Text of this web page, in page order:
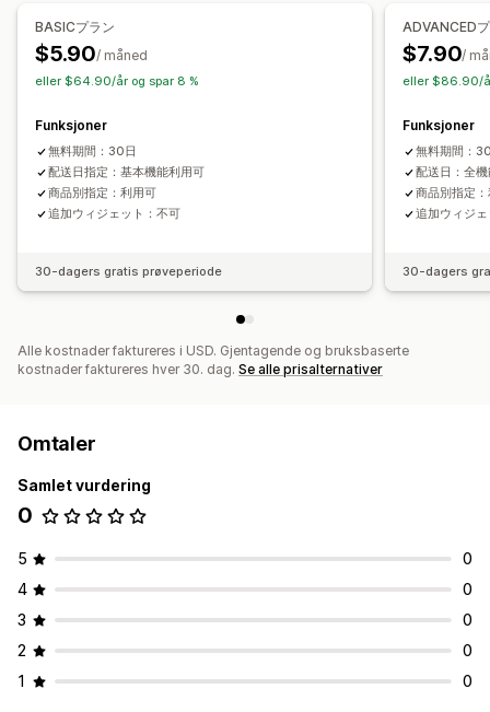
BASICプラン
$5.90/ måned
eller $64.90/år og spar 8 %
Funksjoner
無料期間：30日
配送日指定：基本機能利用可
商品別指定：利用可
追加ウィジェット：不可
30-dagers gratis prøveperiode
ADVANCED
$7.90/
eller $86.90/
Funksjoner
無料期間：
配送日：全
商品別指定
追加ウィジ
30-dagers
Alle kostnader faktureres i USD. Gjentagende og bruksbaserte
kostnader faktureres hver 30. dag. Se alle prisalternativer
Omtaler
Samlet vurdering
0
5
0
4
0
3
0
2
0
1
0